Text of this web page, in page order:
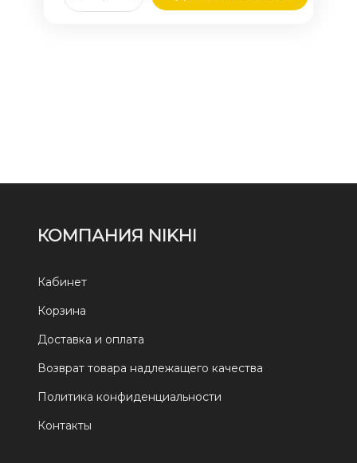
КОМПАНИЯ NIKHI
Кабинет
Корзина
Доставка и оплата
Возврат товара надлежащего качества
Политика конфиденциальности
Контакты